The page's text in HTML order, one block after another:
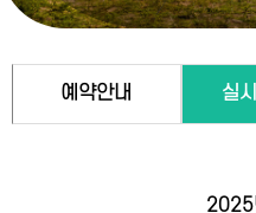
예약안내 실
2025